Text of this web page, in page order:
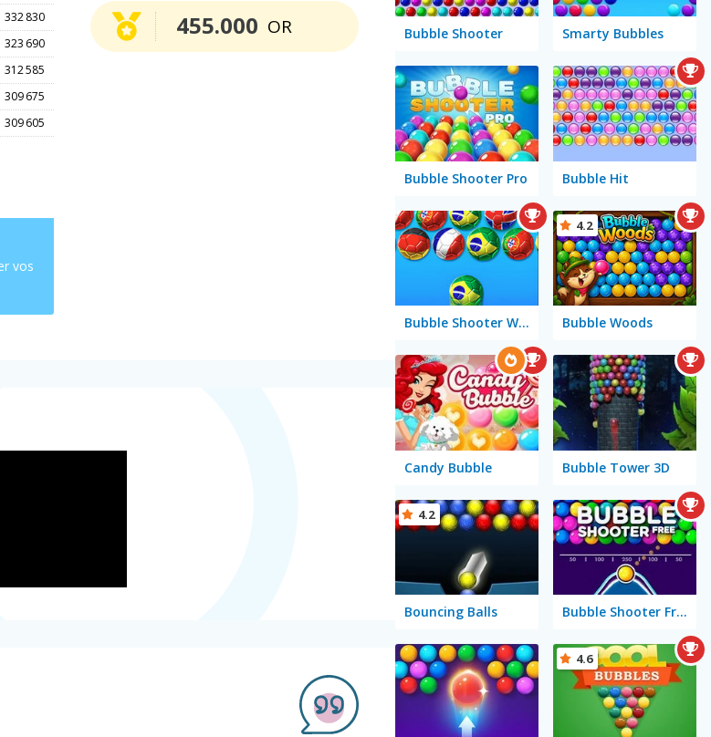
332 830
323 690
312 585
309 675
309 605
vos
OR
455.000 Bubble Shooter Smarty Bubbles
Bubble Shooter Pro Bubble Hit
Bubble Shooter World Cup Bubble Woods
4.2
Candy Bubble Bubble Tower 3D
Bouncing Balls
4.2
Bubble Shooter Free
4.6